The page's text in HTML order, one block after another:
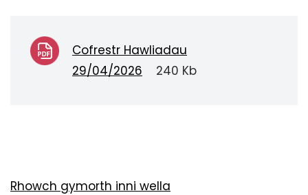
Cofrestr Hawliadau
29/04/2026
240 Kb
Rhowch gymorth inni wella